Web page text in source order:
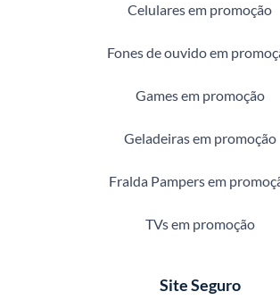
Celulares em promoção
Fones de ouvido em
Games em promoção
Geladeiras em promoção
Fralda Pampers em
TVs em promoção
Site Seguro